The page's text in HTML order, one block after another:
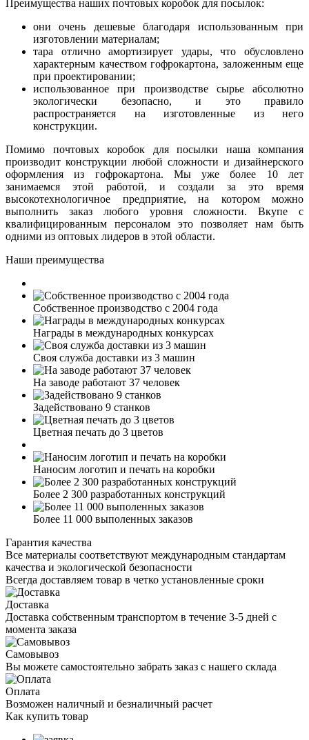
Преимущества наших почтовых коробок для посылок:
они очень дешевые благодаря использованным при
изготовлении материалам;
тара отлично амортизирует удары, что обусловлено
характерным качеством гофрокартона, заложенным еще
при проектировании;
использованное при производстве сырье абсолютно
экологически безопасно, и это правило
распространяется на изготовленные из него
конструкции.
Помимо почтовых коробок для посылки наша компания
производит конструкции любой сложности и дизайнерского
оформления из гофрокартона. Мы уже более 10 лет
занимаемся этой работой, и создали за это время
высокотехнологичное предприятие, на котором можно
выполнить заказ любого уровня сложности. Вкупе с
квалифицированным персоналом это позволяет нам быть
одними из оптовых лидеров в этой области.
Наши преимущества
Собственное производство с 2004 года
Награды в международных конкурсах
Своя служба доставки из 3 машин
На заводе работают 37 человек
Задействовано 9 станков
Цветная печать до 3 цветов
Наносим логотип и печать на коробки
Более 2 300 разработанных конструкций
Более 11 000 выполенных заказов
Гарантия качества
Все материалы соответствуют международным стандартам
качества и экологической безопасности
Всегда доставляем товар в четко установленные сроки
Доставка
Доставка собственным транспортом в течение 3-5 дней с
момента заказа
Самовывоз
Вы можете самостоятельно забрать заказ с нашего склада
Оплата
Возможен наличный и безналичный расчет
Как купить товар